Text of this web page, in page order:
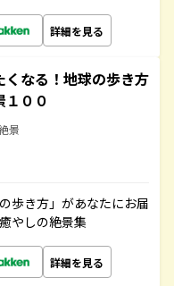
詳細を見る
くなる！地球の歩き方
１００
景
歩き方」があなたにお届
やしの絶景集
詳細を見る